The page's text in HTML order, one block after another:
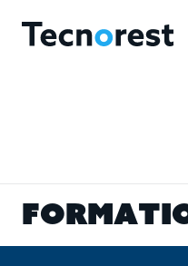
FORMATI